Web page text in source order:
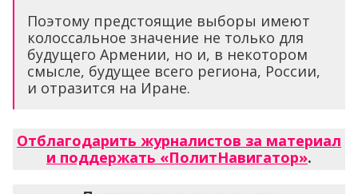
Поэтому предстоящие выборы имеют
колоссальное значение не только для
будущего Армении, но и, в некотором
смысле, будущее всего региона, России,
и отразится на Иране.
Отблагодарить журналистов за материал
и поддержать «ПолитНавигатор».